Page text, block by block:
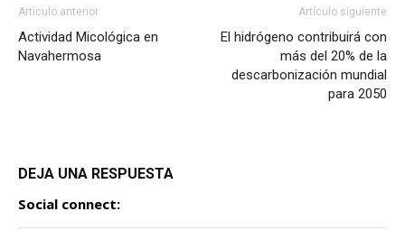
Artículo anterior
Actividad Micológica en
Navahermosa
Artículo siguiente
El hidrógeno contribuirá con
más del 20% de la
descarbonización mundial
para 2050
DEJA UNA RESPUESTA
Social connect: